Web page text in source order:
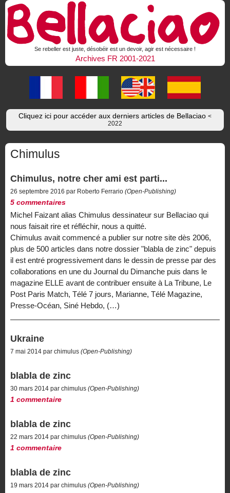
Se rebeller est juste, désobéir est un devoir, agir est nécessaire !
Archives FR 2001-2021
Cliquez ici pour accéder aux derniers articles de Bellaciao <
2022
Chimulus
Chimulus, notre cher ami est parti...
26 septembre 2016 par Roberto Ferrario (Open-Publishing)
5 commentaires
Michel Faizant alias Chimulus dessinateur sur Bellaciao qui
nous faisait rire et réfléchir, nous a quitté.
Chimulus avait commencé a publier sur notre site dès 2006,
plus de 500 articles dans notre dossier "blabla de zinc" depuis
il est entré progressivement dans le dessin de presse par des
collaborations en une du Journal du Dimanche puis dans le
magazine ELLE avant de contribuer ensuite à La Tribune, Le
Post Paris Match, Télé 7 jours, Marianne, Télé Magazine,
Presse-Océan, Siné Hebdo, (…)
Ukraine
7 mai 2014 par chimulus (Open-Publishing)
blabla de zinc
30 mars 2014 par chimulus (Open-Publishing)
1 commentaire
blabla de zinc
22 mars 2014 par chimulus (Open-Publishing)
1 commentaire
blabla de zinc
19 mars 2014 par chimulus (Open-Publishing)